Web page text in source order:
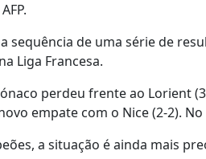
sequência de uma série de
Liga Francesa.
perdeu frente ao Lorient
empate com o Nice (2-2).
a situação é ainda mais